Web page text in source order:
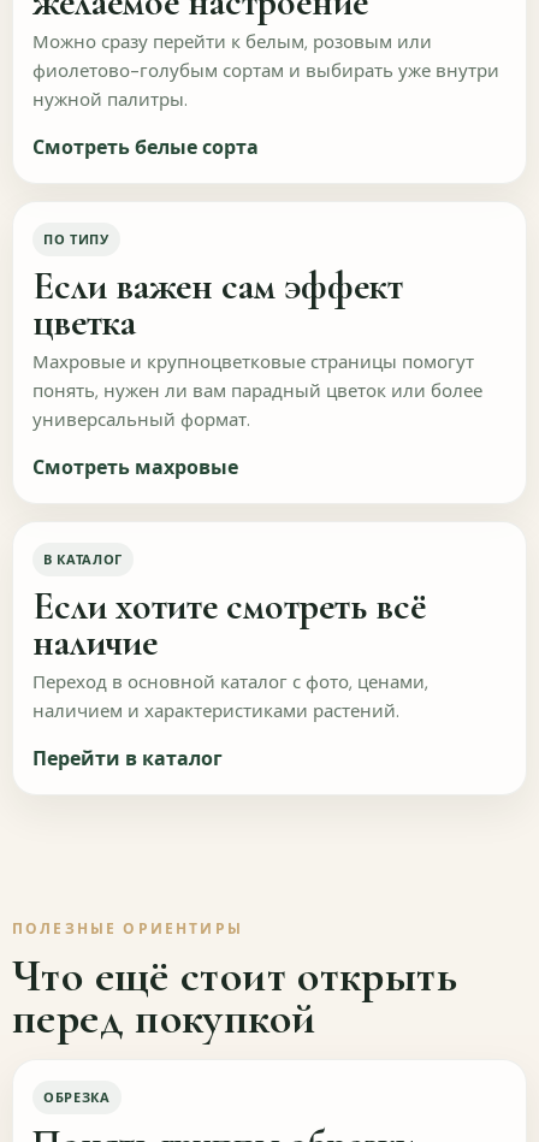
Можно сразу перейти к белым, розовым или
фиолетово-голубым сортам и выбирать уже внутри
нужной палитры.
Смотреть белые сорта
ПО ТИПУ
Если важен сам эффект
цветка
Махровые и крупноцветковые страницы помогут
понять, нужен ли вам парадный цветок или более
универсальный формат.
Смотреть махровые
В КАТАЛОГ
Если хотите смотреть всё
наличие
Переход в основной каталог с фото, ценами,
наличием и характеристиками растений.
Перейти в каталог
ПОЛЕЗНЫЕ ОРИЕНТИРЫ
Что ещё стоит открыть
перед покупкой
ОБРЕЗКА
СДЭК до ПВЗ СДЭК до адреса
Почта России
Зависит от стоимости
вам сейчас не хватает?
Отлично Нормально
Были небольшие
Упаковка была удобной для распаковки?
Да Скорее да
Не знаю
Заметные Критичные
Что улучшить в упаковке и доставке?